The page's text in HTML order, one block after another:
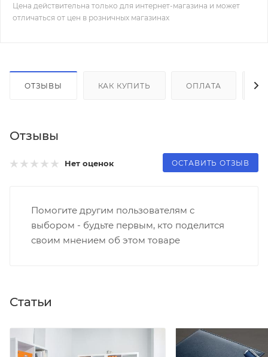
Цена действительна только для интернет-магазина и может
отличаться от цен в розничных магазинах
ОТЗЫВЫ КАК КУПИТЬ ОПЛАТА
Отзывы
Нет оценок ОСТАВИТЬ ОТЗЫВ
Помогите другим пользователям с
выбором - будьте первым, кто поделится
своим мнением об этом товаре
Статьи